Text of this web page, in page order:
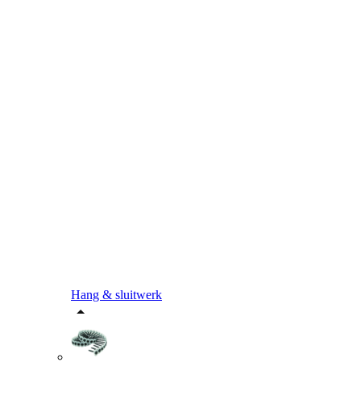
Hang & sluitwerk